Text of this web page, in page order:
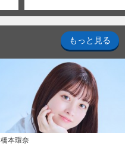
もっと見る
橋本環奈